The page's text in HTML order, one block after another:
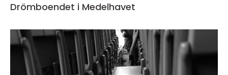
Drömboendet i Medelhavet